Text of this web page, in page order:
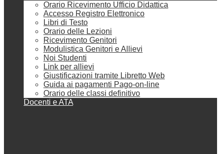
Orario Ricevimento Ufficio Didattica
Accesso Registro Elettronico
Libri di Testo
Orario delle Lezioni
Ricevimento Genitori
Modulistica Genitori e Allievi
Noi Studenti
Link per allievi
Giustificazioni tramite Libretto Web
Guida ai pagamenti Pago-on-line
Orario delle classi definitivo
Docenti e ATA